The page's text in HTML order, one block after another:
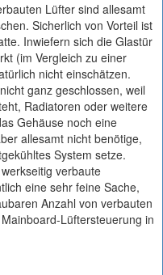
Lüfter sind allesamt
Sicherlich von Vorteil ist
Inwiefern sich die Glastür
(im Vergleich zu einer
nicht einschätzen.
ganz geschlossen, weil
Radiatoren oder weitere
Gehäuse noch eine
allesamt nicht benötige,
System setze.
verbaute
eine sehr feine Sache,
Anzahl von verbauten
Lüftersteuerung in